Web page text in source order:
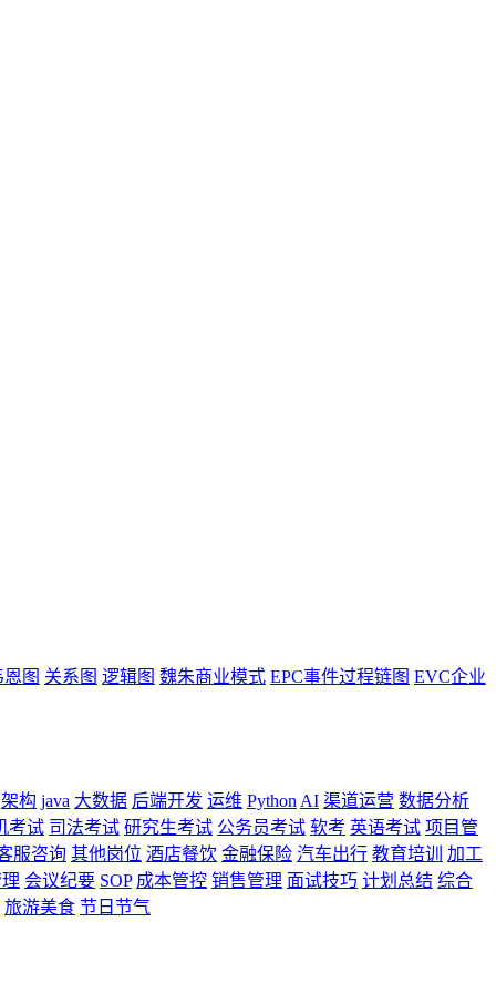
恩图 关系图 逻辑图 魏朱商业模式 EPC事件过程链图 EVC企业
架构 java 大数据 后端开发 运维 Python AI 渠道运营 数据分析
考试 司法考试 研究生考试 公务员考试 软考 英语考试 项目管
服咨询 其他岗位 酒店餐饮 金融保险 汽车出行 教育培训
加工
会议纪要 SOP 成本管控 销售管理 面试技巧 计划总结 综合
旅游美食 节日节气